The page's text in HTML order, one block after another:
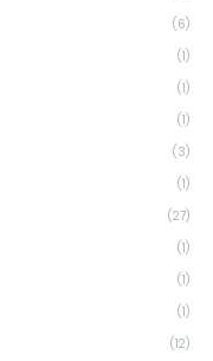
(6)
(1)
(1)
(1)
(3)
(1)
(27)
(1)
(1)
(1)
(12)